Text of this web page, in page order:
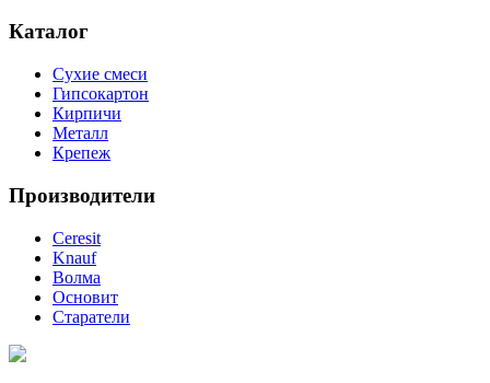
Каталог
Сухие смеси
Гипсокартон
Кирпичи
Металл
Крепеж
Производители
Ceresit
Knauf
Волма
Основит
Старатели